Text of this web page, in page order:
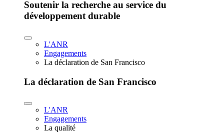
Soutenir la recherche au service du
développement durable
L'ANR
Engagements
La déclaration de San Francisco
La déclaration de San Francisco
L'ANR
Engagements
La qualité